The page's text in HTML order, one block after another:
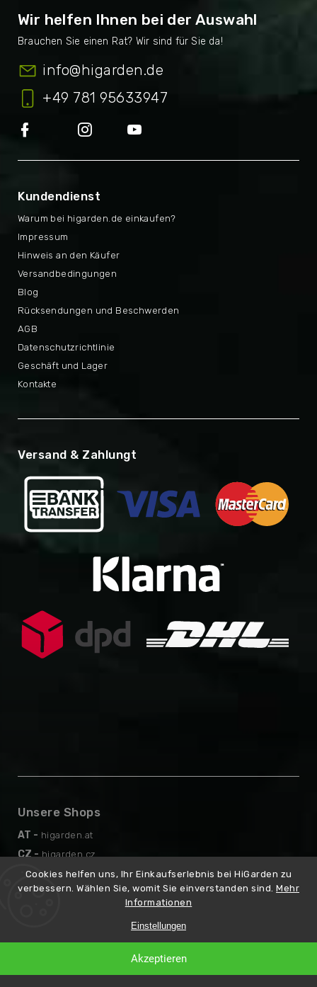
Cookies helfen uns, Ihr Einkaufserlebnis bei HiGarden zu
verbessern. Wählen Sie, womit Sie einverstanden sind. Mehr
Informationen
Einstellungen
Akzeptieren
Wir helfen Ihnen bei der Auswahl
info@higarden.de
+49 781 95633947
Kundendienst
Warum bei higarden.de einkaufen?
Rücksendungen und Beschwerden
Impressum
AGB
Hinweis an den Käufer
Datenschutzrichtlinie
Versandbedingungen
Geschäft und Lager
Blog
Kontakte
Versand & Zahlungt
Unsere Shops
AT - higarden.at
CZ - higarden.cz
EN - higarden.eu
PL - higarden.pl
von
Shoptet
higarden.de. Alle Rechte vorbehalten.